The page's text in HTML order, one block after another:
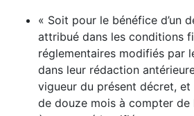
« Soit pour le bénéfice d’un
attribué dans les conditions
réglementaires modifiés par
dans leur rédaction
vigueur du présent décret, et
de douze mois à compter de